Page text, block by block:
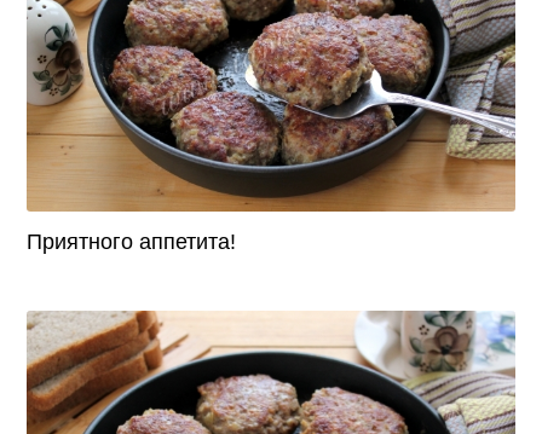
Приятного аппетита!